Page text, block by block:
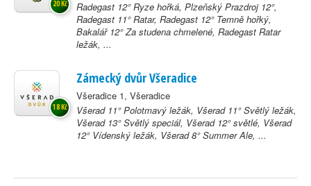
Radegast 12° Ryze hořká, Plzeňský Prazdroj 12°,
Radegast 11° Ratar, Radegast 12° Temně hořký,
Bakalář 12° Za studena chmelené, Radegast Ratar
ležák, ...
20 Kč
Zámecký dvůr Všeradice
Všeradice 1, Všeradice
Všerad 11° Polotmavý ležák, Všerad 11° Světlý ležák,
Všerad 13° Světlý speciál, Všerad 12° světlé, Všerad
12° Vídenský ležák, Všerad 8° Summer Ale, ...
18 Kč